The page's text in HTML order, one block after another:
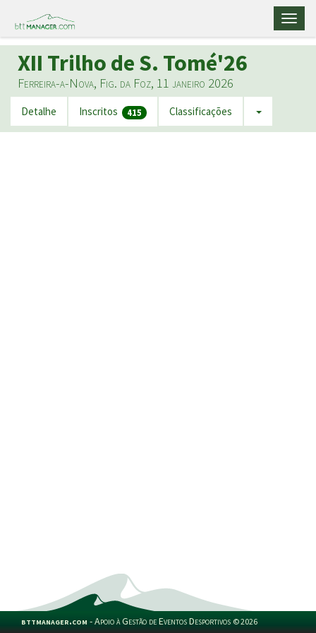
XII Trilho de S. Tomé'26
Ferreira-a-Nova, Fig. da Foz, 11 janeiro 2026
Detalhe Inscritos 415 Classificações
bttmanager.com -Apoio à Gestão de Eventos Desportivos ©2026